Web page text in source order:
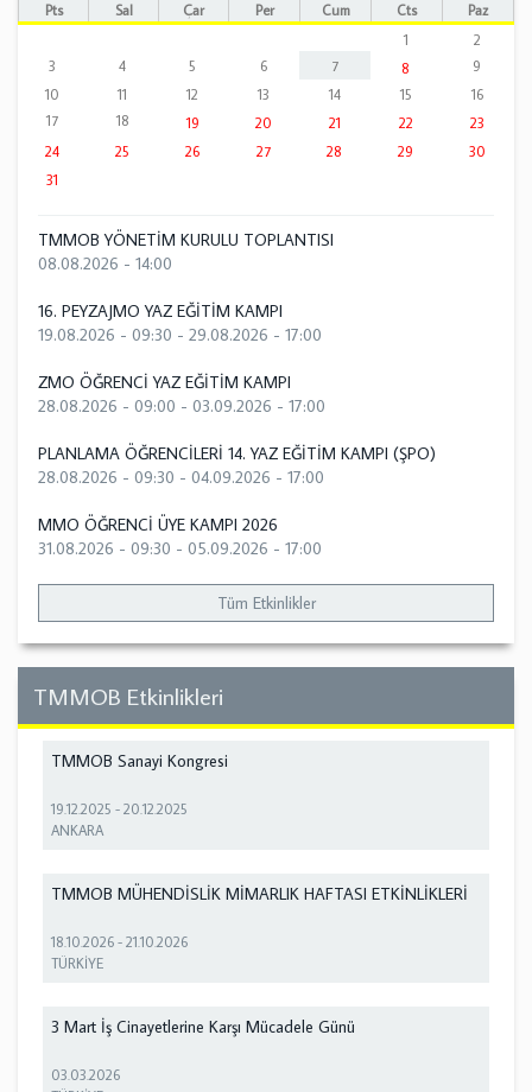
Pts Sal Çar Per Cum Cts
Paz
1
2
3
4 5 6 7 8
9
10
11 12 13 14 15
16
17
18 19 20 21 22
23
24
25 26 27 28 29
30
31
TMMOB YÖNETİM KURULU TOPLANTISI
08.08.2026 - 14:00
16. PEYZAJMO YAZ EĞİTİM KAMPI
19.08.2026 - 09:30 - 29.08.2026 - 17:00
ZMO ÖĞRENCİ YAZ EĞİTİM KAMPI
28.08.2026 - 09:00 - 03.09.2026 - 17:00
PLANLAMA ÖĞRENCİLERİ 14. YAZ EĞİTİM KAMPI (ŞPO)
28.08.2026 - 09:30 - 04.09.2026 - 17:00
MMO ÖĞRENCİ ÜYE KAMPI 2026
31.08.2026 - 09:30 - 05.09.2026 - 17:00
Tüm Etkinlikler
TMMOB Etkinlikleri
TMMOB Sanayi Kongresi
19.12.2025 -20.12.2025
ANKARA
TMMOB MÜHENDİSLİK MİMARLIK HAFTASI ETKİNLİKLERİ
18.10.2026 -21.10.2026
TÜRKİYE
3 Mart İş Cinayetlerine Karşı Mücadele Günü
03.03.2026